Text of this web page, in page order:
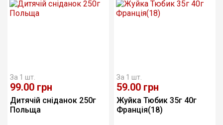
За 1 шт.
99.00 грн
Дитячій сніданок 250г
Польща
За 1 шт.
59.00 грн
Жуйка Тюбик 35г 40г
Франція(18)